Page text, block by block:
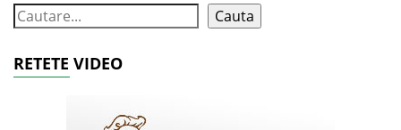
Cauta
RETETE VIDEO